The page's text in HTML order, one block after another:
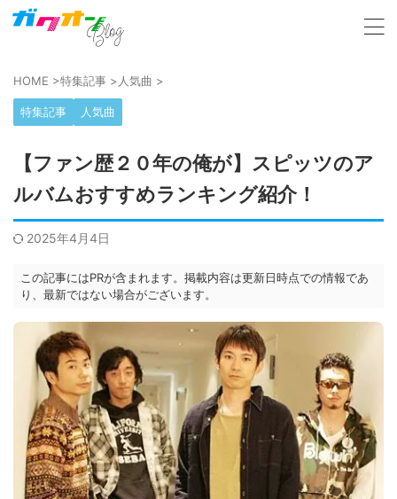
HOME >特集記事 > 人気曲 >
特集記事 人気曲
【ファン歴２０年の俺が】スピッツのア
ルバムおすすめランキング紹介！
2025年4月4日
この記事にはPRが含まれます。掲載内容は更新日時点での情報であ
り、最新ではない場合がございます。